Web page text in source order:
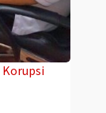
Korupsi